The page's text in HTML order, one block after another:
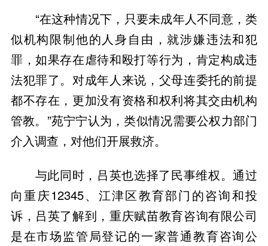
“在这种情况下，只要未成年人不同意，类
似机构限制他的人身自由，就涉嫌违法和犯
罪，如果存在虐待和殴打等行为，肯定构成违
法犯罪了。对成年人来说，父母连委托的前提
都不存在，更加没有资格和权利将其交由机构
管教。”苑宁宁认为，类似情况需要公权力部门
介入调查，对他们开展救济。
与此同时，吕英也选择了民事维权。通过
向重庆12345、江津区教育部门的咨询和投
诉，吕英了解到，重庆赋苗教育咨询有限公司
是在市场监管局登记的一家普通教育咨询公